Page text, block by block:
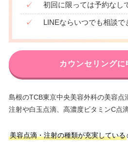
✓ 初回に限っては予約なし
✓ LINEならいつでも相談で
カウンセリングに
島根のTCB東京中央美容外科の美容点
注射や白玉点滴、高濃度ビタミンC点
美容点滴・注射の種類が充実している